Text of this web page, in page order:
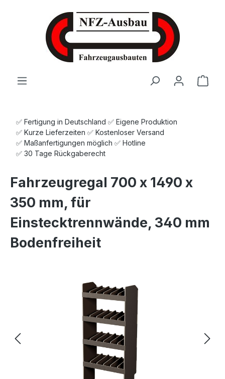
Zum Hauptinhalt springen
✅ Fertigung in Deutschland ✅ Eigene Produktion
✅ Kurze Lieferzeiten ✅ Kostenloser Versand
✅ Maßanfertigungen möglich ✅ Hotline
✅ 30 Tage Rückgaberecht
Fahrzeugregal 700 x 1490 x
350 mm, für
Einstecktrennwände, 340 mm
Bodenfreiheit
Bildergalerie überspringen